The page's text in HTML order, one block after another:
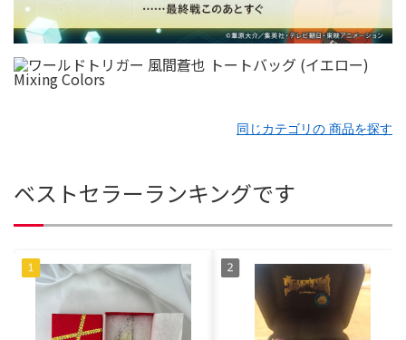
同じカテゴリの 商品を探す
ベストセラーランキングです